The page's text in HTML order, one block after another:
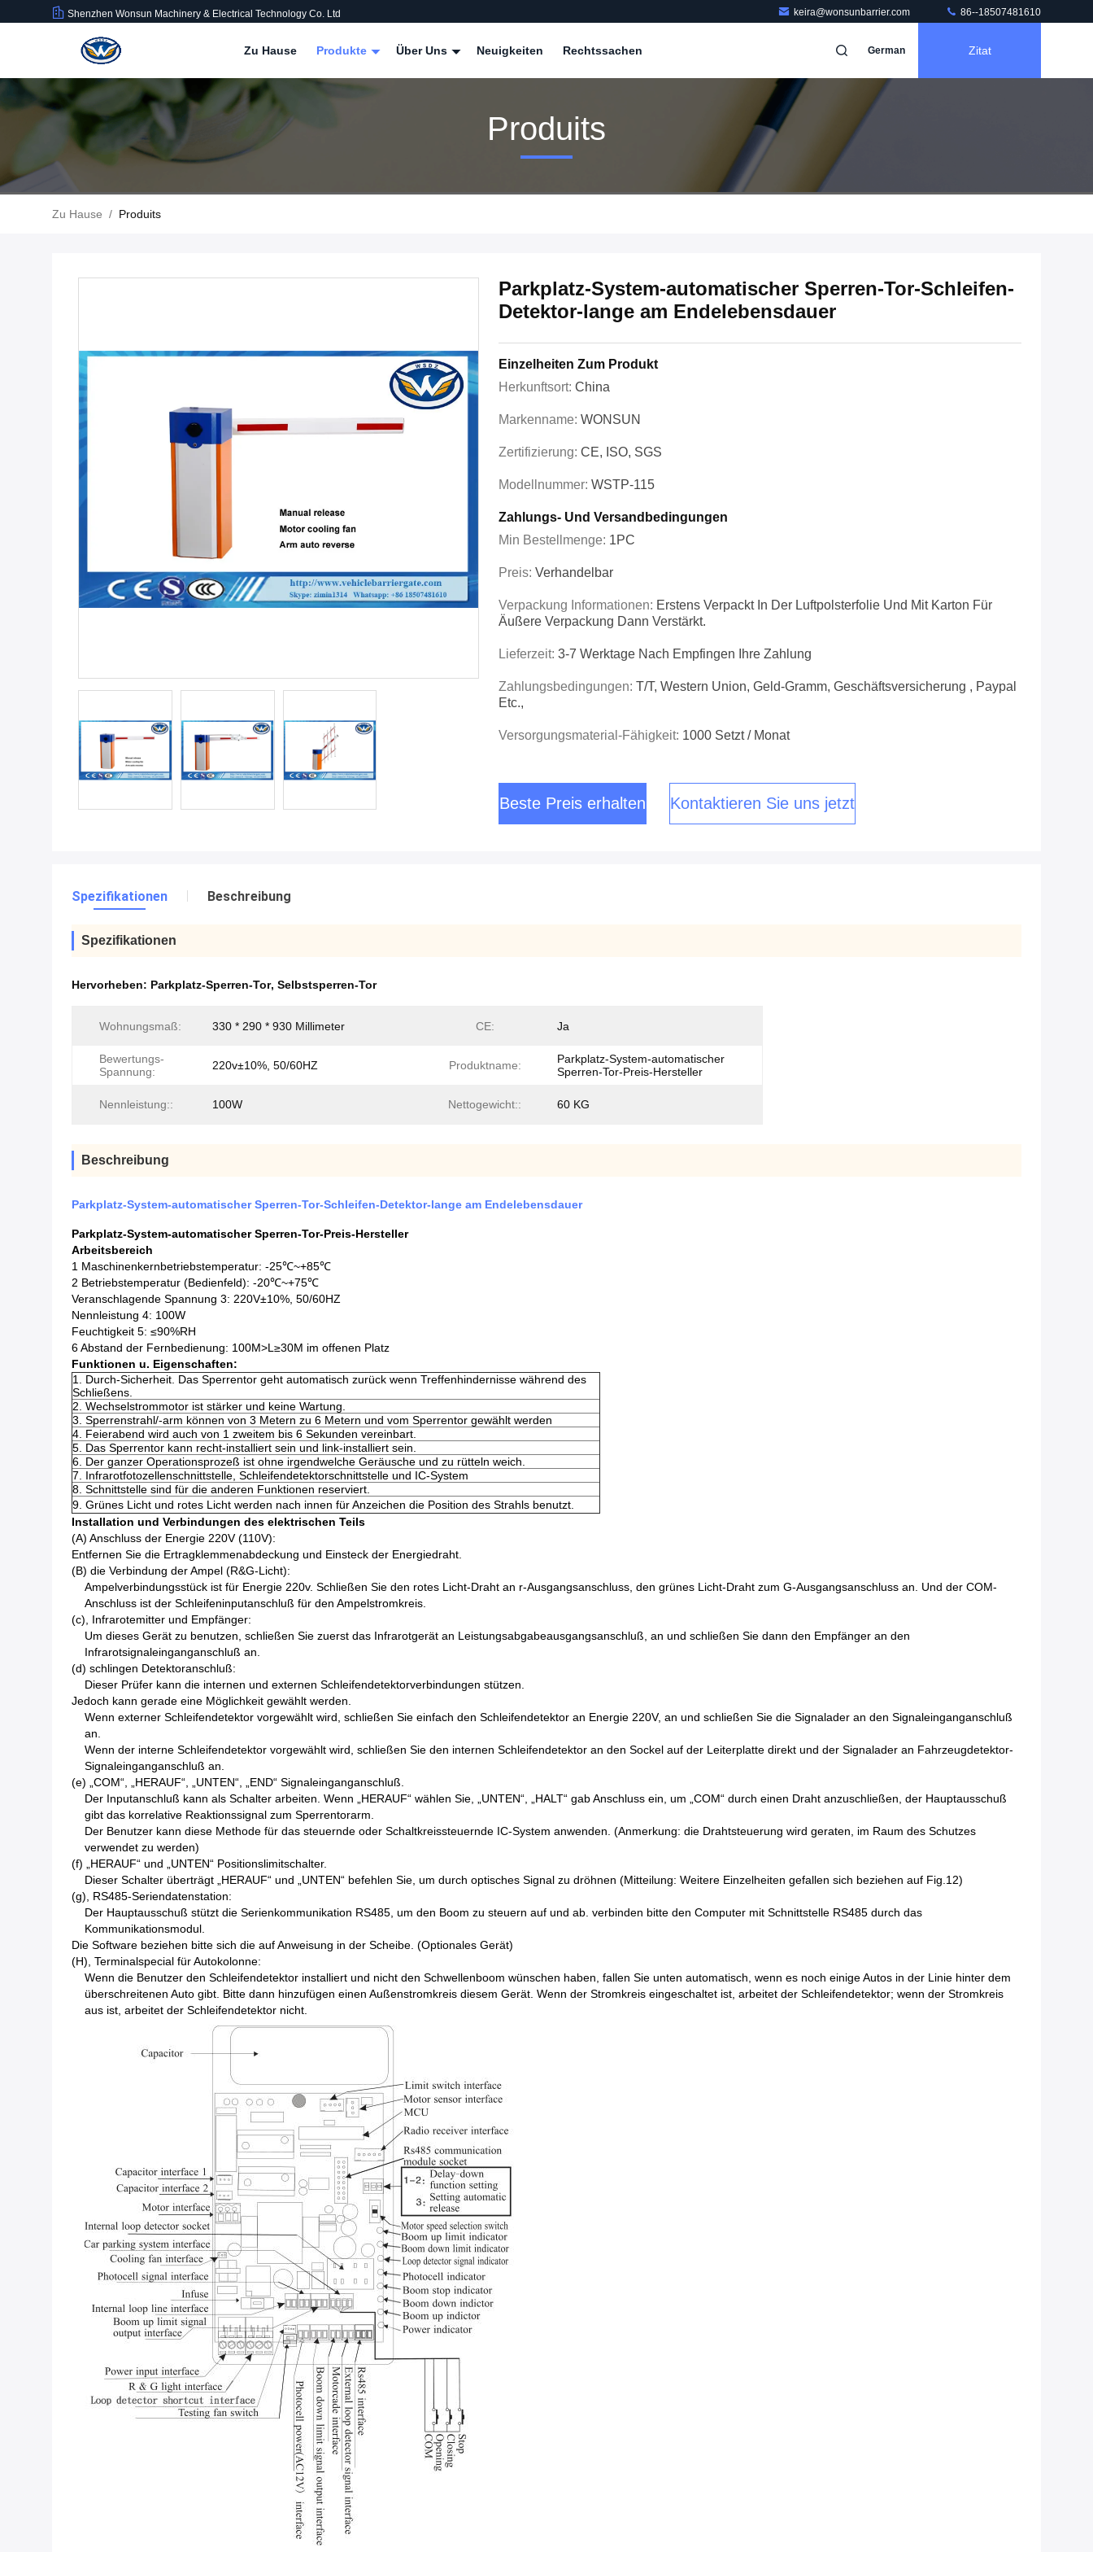
Shenzhen Wonsun Machinery & Electrical Technology Co. Ltd keira@wonsunbarrier.com 86--18507481610
Zu Hause Produkte Über Uns Neuigkeiten Rechtssachen German Zitat
Produits
Zu Hause / Produits
Parkplatz-System-automatischer Sperren-Tor-Schleifen-
Detektor-lange am Endelebensdauer
Einzelheiten Zum Produkt
Herkunftsort: China
Markenname: WONSUN
Zertifizierung: CE, ISO, SGS
Modellnummer: WSTP-115
Zahlungs- Und Versandbedingungen
Min Bestellmenge: 1PC
Preis: Verhandelbar
Verpackung Informationen: Erstens Verpackt In Der Luftpolsterfolie Und Mit Karton Für
Äußere Verpackung Dann Verstärkt.
Lieferzeit: 3-7 Werktage Nach Empfingen Ihre Zahlung
Zahlungsbedingungen: T/T, Western Union, Geld-Gramm, Geschäftsversicherung , Paypal
Etc.,
Versorgungsmaterial-Fähigkeit: 1000 Setzt / Monat
Beste Preis erhalten Kontaktieren Sie uns jetzt
Spezifikationen Beschreibung
Spezifikationen
Hervorheben: Parkplatz-Sperren-Tor, Selbstsperren-Tor
Wohnungsmaß: 330 * 290 * 930 Millimeter CE: Ja
Bewertungs-
Spannung:
220v±10%, 50/60HZ Produktname:
Parkplatz-System-automatischer
Sperren-Tor-Preis-Hersteller
Nennleistung:: 100W Nettogewicht:: 60 KG
Beschreibung
Parkplatz-System-automatischer Sperren-Tor-Schleifen-Detektor-lange am Endelebensdauer
Parkplatz-System-automatischer Sperren-Tor-Preis-Hersteller
Arbeitsbereich
1 Maschinenkernbetriebstemperatur: -25℃~+85℃
2 Betriebstemperatur (Bedienfeld): -20℃~+75℃
Veranschlagende Spannung 3: 220V±10%, 50/60HZ
Nennleistung 4: 100W
Feuchtigkeit 5: ≤90%RH
6 Abstand der Fernbedienung: 100M>L≥30M im offenen Platz
Funktionen u. Eigenschaften:
1. Durch-Sicherheit. Das Sperrentor geht automatisch zurück wenn Treffenhindernisse während des
Schließens.
2. Wechselstrommotor ist stärker und keine Wartung.
3. Sperrenstrahl/-arm können von 3 Metern zu 6 Metern und vom Sperrentor gewählt werden
4. Feierabend wird auch von 1 zweitem bis 6 Sekunden vereinbart.
5. Das Sperrentor kann recht-installiert sein und link-installiert sein.
6. Der ganzer Operationsprozeß ist ohne irgendwelche Geräusche und zu rütteln weich.
7. Infrarotfotozellenschnittstelle, Schleifendetektorschnittstelle und IC-System
8. Schnittstelle sind für die anderen Funktionen reserviert.
9. Grünes Licht und rotes Licht werden nach innen für Anzeichen die Position des Strahls benutzt.
Installation und Verbindungen des elektrischen Teils
(A) Anschluss der Energie 220V (110V):
Entfernen Sie die Ertragklemmenabdeckung und Einsteck der Energiedraht.
(B) die Verbindung der Ampel (R&G-Licht):
Ampelverbindungsstück ist für Energie 220v. Schließen Sie den rotes Licht-Draht an r-Ausgangsanschluss, den grünes Licht-Draht zum G-Ausgangsanschluss an. Und der COM-
Anschluss ist der Schleifeninputanschluß für den Ampelstromkreis.
(c), Infrarotemitter und Empfänger:
Um dieses Gerät zu benutzen, schließen Sie zuerst das Infrarotgerät an Leistungsabgabeausgangsanschluß, an und schließen Sie dann den Empfänger an den
Infrarotsignaleinganganschluß an.
(d) schlingen Detektoranschluß:
Dieser Prüfer kann die internen und externen Schleifendetektorverbindungen stützen.
Jedoch kann gerade eine Möglichkeit gewählt werden.
Wenn externer Schleifendetektor vorgewählt wird, schließen Sie einfach den Schleifendetektor an Energie 220V, an und schließen Sie die Signalader an den Signaleinganganschluß
an.
Wenn der interne Schleifendetektor vorgewählt wird, schließen Sie den internen Schleifendetektor an den Sockel auf der Leiterplatte direkt und der Signalader an Fahrzeugdetektor-
Signaleinganganschluß an.
(e) „COM“, „HERAUF“, „UNTEN“, „END“ Signaleinganganschluß.
Der Inputanschluß kann als Schalter arbeiten. Wenn „HERAUF“ wählen Sie, „UNTEN“, „HALT“ gab Anschluss ein, um „COM“ durch einen Draht anzuschließen, der Hauptausschuß
gibt das korrelative Reaktionssignal zum Sperrentorarm.
Der Benutzer kann diese Methode für das steuernde oder Schaltkreissteuernde IC-System anwenden. (Anmerkung: die Drahtsteuerung wird geraten, im Raum des Schutzes
verwendet zu werden)
(f) „HERAUF“ und „UNTEN“ Positionslimitschalter.
Dieser Schalter überträgt „HERAUF“ und „UNTEN“ befehlen Sie, um durch optisches Signal zu dröhnen (Mitteilung: Weitere Einzelheiten gefallen sich beziehen auf Fig.12)
(g), RS485-Seriendatenstation:
Der Hauptausschuß stützt die Serienkommunikation RS485, um den Boom zu steuern auf und ab. verbinden bitte den Computer mit Schnittstelle RS485 durch das
Kommunikationsmodul.
Die Software beziehen bitte sich die auf Anweisung in der Scheibe. (Optionales Gerät)
(H), Terminalspecial für Autokolonne:
Wenn die Benutzer den Schleifendetektor installiert und nicht den Schwellenboom wünschen haben, fallen Sie unten automatisch, wenn es noch einige Autos in der Linie hinter dem
überschreitenen Auto gibt. Bitte dann hinzufügen einen Außenstromkreis diesem Gerät. Wenn der Stromkreis eingeschaltet ist, arbeitet der Schleifendetektor; wenn der Stromkreis
aus ist, arbeitet der Schleifendetektor nicht.